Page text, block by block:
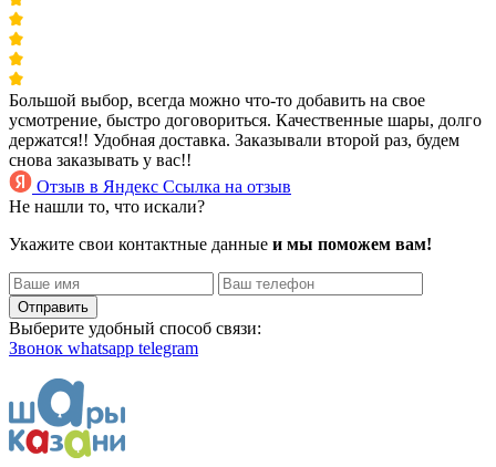
Большой выбор, всегда можно что-то добавить на свое
усмотрение, быстро договориться. Качественные шары, долго
держатся!! Удобная доставка. Заказывали второй раз, будем
снова заказывать у вас!!
Отзыв в Яндекс Ссылка на отзыв
Не нашли то, что искали?
Укажите свои контактные данные и мы поможем вам!
Отправить
Выберите удобный способ связи:
Звонок whatsapp telegram